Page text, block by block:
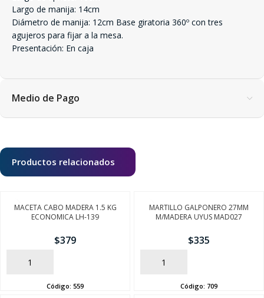
Largo de manija: 14cm
Diámetro de manija: 12cm Base giratoria 360º con tres
agujeros para fijar a la mesa.
Presentación: En caja
Medio de Pago
Productos relacionados
MACETA CABO MADERA 1.5 KG
ECONOMICA LH-139
$379
AÑADIR
Código: 559
MARTILLO GALPONERO 27MM
M/MADERA UYUS MAD027
$335
AÑADIR
Código: 709